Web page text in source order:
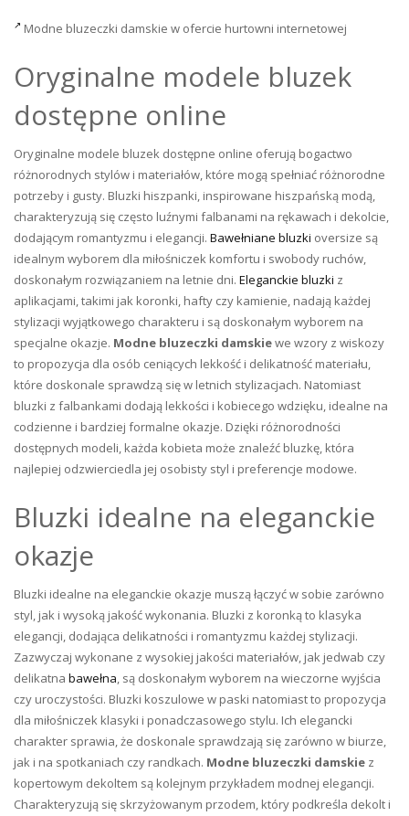
Modne bluzeczki damskie w ofercie hurtowni internetowej
Oryginalne modele bluzek
dostępne online
Oryginalne modele bluzek dostępne online oferują bogactwo
różnorodnych stylów i materiałów, które mogą spełniać różnorodne
potrzeby i gusty. Bluzki hiszpanki, inspirowane hiszpańską modą,
charakteryzują się często luźnymi falbanami na rękawach i dekolcie,
dodającym romantyzmu i elegancji. Bawełniane bluzki oversize są
idealnym wyborem dla miłośniczek komfortu i swobody ruchów,
doskonałym rozwiązaniem na letnie dni. Eleganckie bluzki z
aplikacjami, takimi jak koronki, hafty czy kamienie, nadają każdej
stylizacji wyjątkowego charakteru i są doskonałym wyborem na
specjalne okazje. Modne bluzeczki damskiewe wzory z wiskozy
to propozycja dla osób ceniących lekkość i delikatność materiału,
które doskonale sprawdzą się w letnich stylizacjach. Natomiast
bluzki z falbankami dodają lekkości i kobiecego wdzięku, idealne na
codzienne i bardziej formalne okazje. Dzięki różnorodności
dostępnych modeli, każda kobieta może znaleźć bluzkę, która
najlepiej odzwierciedla jej osobisty styl i preferencje modowe.
Bluzki idealne na eleganckie
okazje
Bluzki idealne na eleganckie okazje muszą łączyć w sobie zarówno
styl, jak i wysoką jakość wykonania. Bluzki z koronką to klasyka
elegancji, dodająca delikatności i romantyzmu każdej stylizacji.
Zazwyczaj wykonane z wysokiej jakości materiałów, jak jedwab czy
delikatna bawełna, są doskonałym wyborem na wieczorne wyjścia
czy uroczystości. Bluzki koszulowe w paski natomiast to propozycja
dla miłośniczek klasyki i ponadczasowego stylu. Ich elegancki
charakter sprawia, że doskonale sprawdzają się zarówno w biurze,
jak i na spotkaniach czy randkach. Modne bluzeczki damskie z
kopertowym dekoltem są kolejnym przykładem modnej elegancji.
Charakteryzują się skrzyżowanym przodem, który podkreśla dekolt i